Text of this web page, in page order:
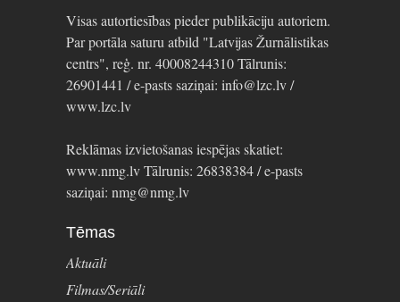
Visas autortiesības pieder publikāciju autoriem.
Par portāla saturu atbild "Latvijas Žurnālistikas
centrs", reģ. nr. 40008244310 Tālrunis:
26901441 / e-pasts saziņai: info@lzc.lv /
www.lzc.lv
Reklāmas izvietošanas iespējas skatiet:
www.nmg.lv Tālrunis: 26838384 / e-pasts
saziņai: nmg@nmg.lv
Tēmas
Aktuāli
Filmas/Seriāli